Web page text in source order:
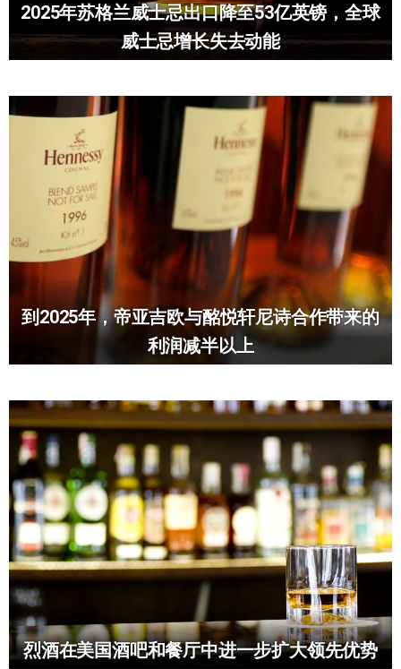
2025年苏格兰威士忌出口降至53亿英镑，全球
威士忌增长失去动能
到2025年，帝亚吉欧与酩悦轩尼诗合作带来的
利润减半以上
烈酒在美国酒吧和餐厅中进一步扩大领先优势